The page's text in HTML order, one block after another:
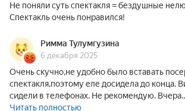
Не поняли суть спектакля = бездушные
Спектакль очень понравился!
Римма Тулумгузина
6 декабря 2025
Очень скучно,не удобно было вставать
спектакля,поэтому еле досидела до конца.
сидели в телефонах. Не рекомендую.
Читать полностью